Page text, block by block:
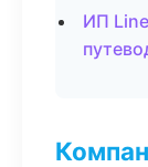
ИП